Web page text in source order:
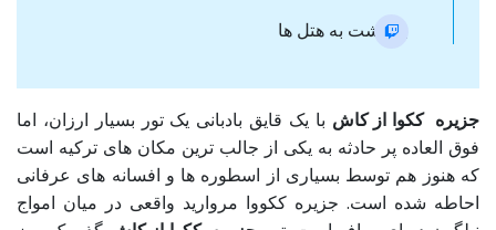
بازگشت به هتل ها
جزیره ککوا از کاش با یک قایق بادبانی یک تور بسیار ارزان، اما
فوق العاده پر حادثه به یکی از جالب ترین مکان های ترکیه است
که هنوز هم توسط بسیاری از اسطوره ها و افسانه های عرفانی
احاطه شده است. جزیره ککووا مروارید واقعی در میان امواج